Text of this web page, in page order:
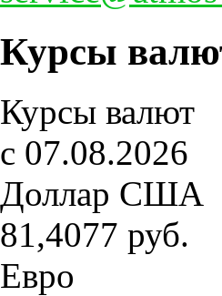
Курсы
Курсы валют
c 07.08.2026
Доллар США
81,4077 руб.
Евро